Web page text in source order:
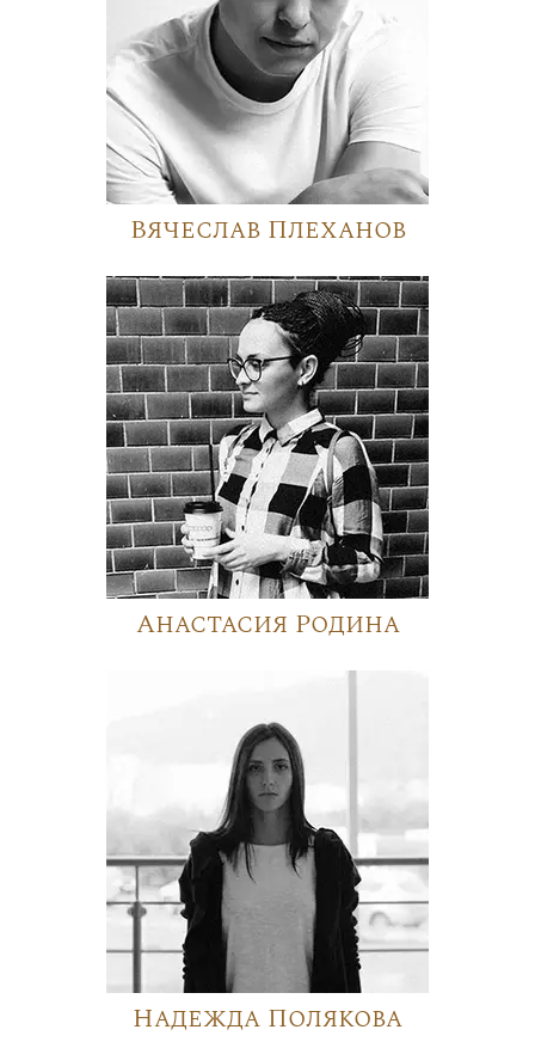
Вячеслав Плеханов
Анастасия Родина
Надежда Полякова